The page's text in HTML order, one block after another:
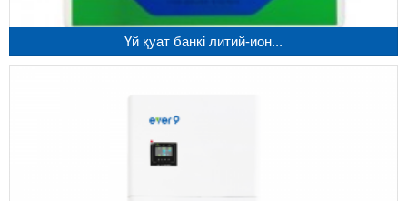
Үй қуат банкі литий-ион...